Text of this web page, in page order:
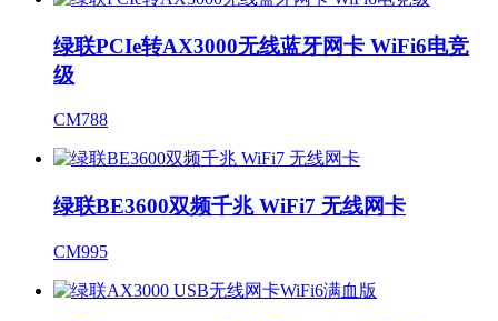
绿联PCIe转AX3000无线蓝牙网卡 WiFi6电竞
级
CM788
绿联BE3600双频千兆 WiFi7 无线网卡
CM995